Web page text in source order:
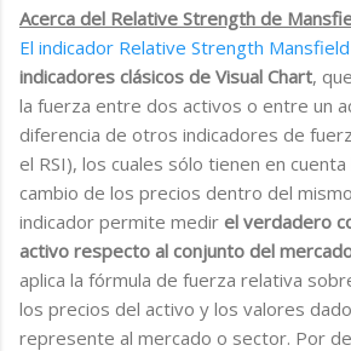
Acerca del Relative Strength de
El indicador Relative Strength Mansfield
indicadores clásicos de Visual Chart,
la fuerza entre dos activos o entre un
diferencia de otros indicadores de
el RSI), los cuales sólo tienen en
cambio de los precios dentro del
indicador permite medir el verdadero
activo respecto al conjunto del
aplica la fórmula de fuerza relativa
los precios del activo y los valores
represente al mercado o sector. Por